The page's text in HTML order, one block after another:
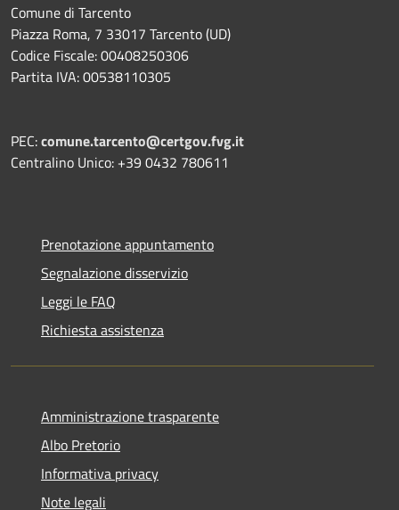
Comune di Tarcento
Piazza Roma, 7 33017 Tarcento (UD)
Codice Fiscale: 00408250306
Partita IVA: 00538110305
PEC:comune.tarcento@certgov.fvg.it
Centralino Unico: +39 0432 780611
Prenotazione appuntamento
Segnalazione disservizio
Leggi le FAQ
Richiesta assistenza
Amministrazione trasparente
Albo Pretorio
Informativa privacy
Note legali